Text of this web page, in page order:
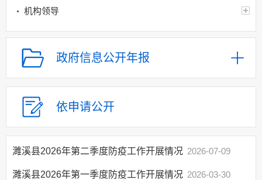
机构领导
机构设置
人事信息
财政资金
应急管理
乡村振兴（精准脱贫）
整情况
公共服务和中介服务
行政权力运行
政府信息公开年报
依申请公开
濉溪县2026年第二季度防疫工作开展情况 2026-07-09
濉溪县2026年第一季度防疫工作开展情况 2026-03-30